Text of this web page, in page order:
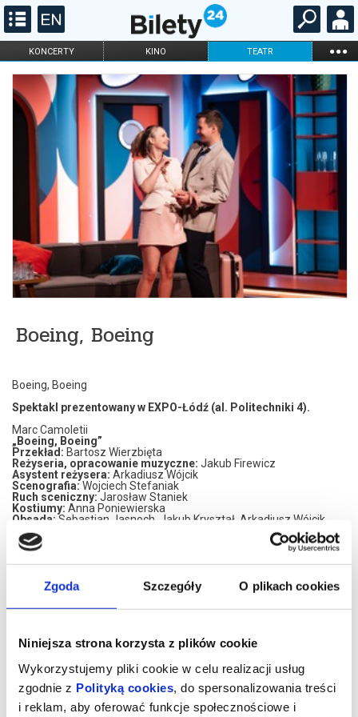
Zgoda Szczegóły O plikach cookies
Niniejsza strona korzysta z plików cookie
Wykorzystujemy pliki cookie w celu realizacji usług
zgodnie z Polityką cookies , do spersonalizowania treści
i reklam, aby oferować funkcje społecznościowe i
KONCERTY KINO TEATR ...
FILHARMONIA OPERA I BALET
STAND-UP
DLA DZIECI
ONLINE KARNETY
Boeing, Boeing
Boeing, Boeing
Spektakl prezentowany w EXPO-Łódź (al. Politechniki 4).
Marc Camoletii
„Boeing, Boeing”
Przekład: Bartosz Wierzbięta
Reżyseria, opracowanie muzyczne: Jakub Firewicz
Asystent reżysera: Arkadiusz Wójcik
Scenografia: Wojciech Stefaniak
Ruch sceniczny: Jarosław Staniek
Kostiumy: Anna Poniewierska
Obsada: Sebastian Jasnoch, Jakub Kryształ, Arkadiusz Wójcik,
Aleksandra Bogulewska, Karolina Kleniewska, Diana Krupa/Paulina
Nadel
„Boeing, Boeing” to rekordzista wśród komedii - sztuka wpisana
grana z wielkim powodzeniem w kilkudziesięciu krajach na całym
niezwykłą precyzją i intuicją potrafi budować komediową fabułę.
Główny bohater komedii „Boeing, Boeing” ma nie tylko bogate CV,
ale i życie uczuciowe. Ma trzy narzeczone… Każda z nich jest
stewardesą i każda uważa, że jest dla Maksa tą jedną jedyną.
Dzięki rozkładom lotu, zmianie stref czasowych i… wsparciu
nieocenionej pomocy domowej, udaje mu się skutecznie ukryć
przed kolejnymi narzeczonymi istnienie pozostałych. Co się